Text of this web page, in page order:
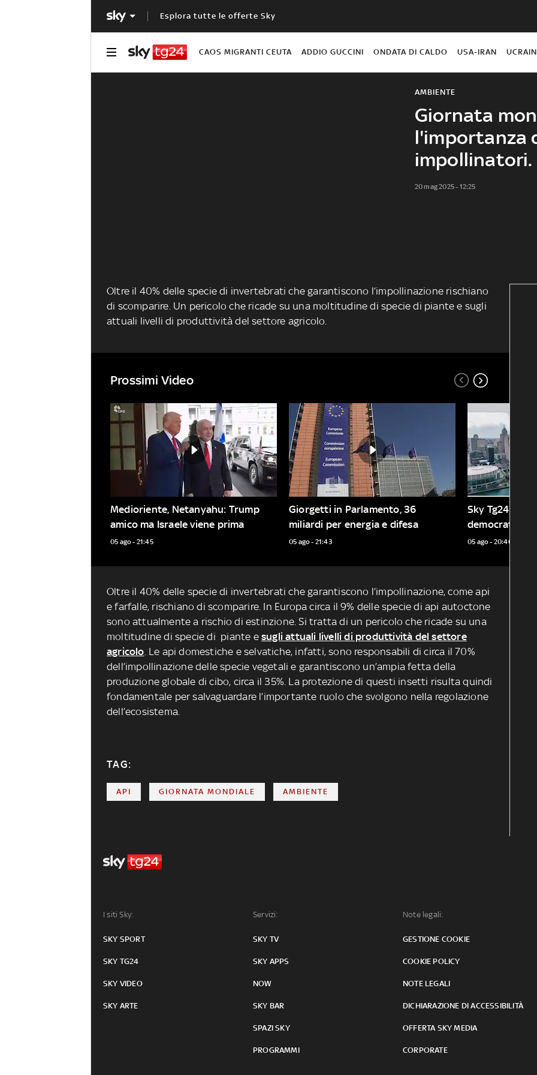
Esplora tutte le offerte Sky
CAOS MIGRANTI CEUTA ADDIO GUCCINI ONDATA DI CALDO USA-IRAN
Giornata
l'importanza
impollinatori.
AMBIENTE
20 mag 2025 - 12:25
Oltre il 40% delle specie di invertebrati che garantiscono l’impollinazione rischiano
di scomparire. Un pericolo che ricade su una moltitudine di specie di piante e sugli
attuali livelli di produttività del settore agricolo.
Prossimi Video
Medioriente, Netanyahu: Trump
amico ma Israele viene prima
05 ago - 21:45
Giorgetti in Parlamento, 36
miliardi per energia e difesa
05 ago - 21:43
Sky Tg24
democratica:
Michigan
05 ago - 20:46
Oltre il 40% delle specie di invertebrati che garantiscono l’impollinazione, come api
e farfalle, rischiano di scomparire. In Europa circa il 9% delle specie di api autoctone
sono attualmente a rischio di estinzione. Si tratta di un pericolo che ricade su una
moltitudine di specie di piante e sugli attuali livelli di produttività del settore
agricolo . Le api domestiche e selvatiche, infatti, sono responsabili di circa il 70%
dell’impollinazione delle specie vegetali e garantiscono un’ampia fetta della
produzione globale di cibo, circa il 35%. La protezione di questi insetti risulta quindi
fondamentale per salvaguardare l’importante ruolo che svolgono nella regolazione
dell’ecosistema.
TAG:
API GIORNATA MONDIALE AMBIENTE
I siti Sky:
SKY SPORT
SKY TG24
SKY VIDEO
SKY ARTE
Servizi:
SKY TV
SKY APPS
NOW
SKY BAR
SPAZI SKY
PROGRAMMI
Note legali:
GESTIONE COOKIE
COOKIE POLICY
NOTE LEGALI
DICHIARAZIONE DI ACCESSIBILITÀ
OFFERTA SKY MEDIA
CORPORATE